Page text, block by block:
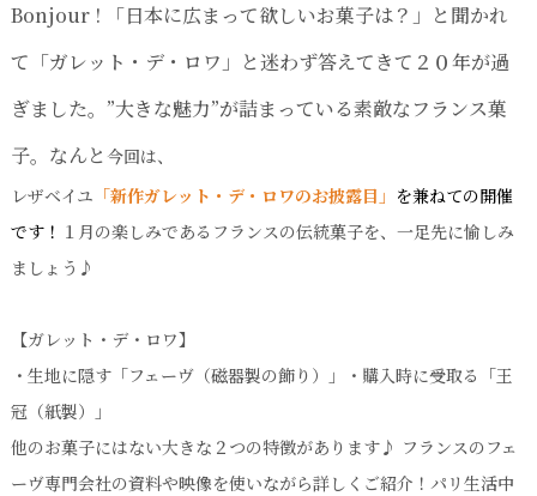
Bonjour !
「日本に広まって欲しいお菓子は？」と聞かれ
て「ガレット・デ・ロワ」と迷わず答えてきて２０年が過
ぎました。 ”大きな魅力”が詰まっている素敵なフランス菓
子。なんと 今回は、
レザベイユ 「新作ガレット・デ・ロワのお披露目」 を兼ねての開催
です！ １月の楽しみであるフランスの伝統菓子を、一足先に愉しみ
ましょう♪
【ガレット・デ・ロワ】
・生地に隠す「フェーヴ（磁器製の飾り）」・購入時に受取る「王
冠（紙製）」
他のお菓子にはない大きな２つの特徴があります♪ フランスのフェ
ーヴ専門会社の資料や映像を使いながら詳しくご紹介！パリ生活中